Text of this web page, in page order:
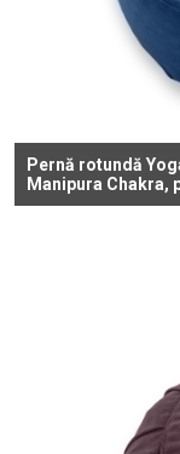
Pernă rotundă
Manipura Chakra,